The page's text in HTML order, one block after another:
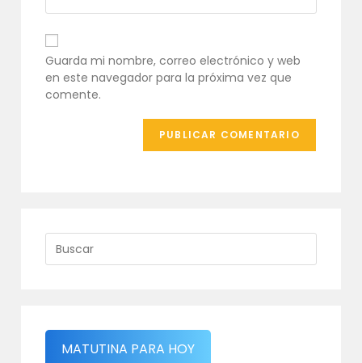
comentar
electrónico
para
comentar
URL
de
tu
web
(opcional)
Guarda mi nombre, correo electrónico y web
en este navegador para la próxima vez que
comente.
MATUTINA PARA HOY